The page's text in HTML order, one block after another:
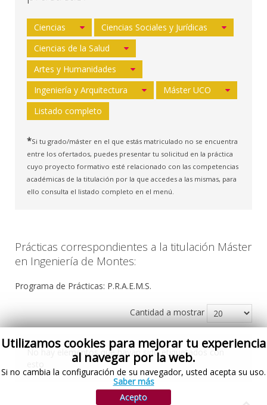
Ciencias
Ciencias Sociales y Jurídicas
Ciencias de la Salud
Artes y Humanidades
Ingeniería y Arquitectura
Máster UCO
Listado completo
*Si tu grado/máster en el que estás matriculado no se encuentra
entre los ofertados, puedes presentar tu solicitud en la práctica
cuyo proyecto formativo esté relacionado con las competencias
académicas de la titulación por la que accedes a las mismas, para
ello consulta el listado completo en el menú.
Prácticas correspondientes a la titulación Máster
en Ingeniería de Montes:
Programa de Prácticas: P.R.A.E.M.S.
Cantidad a mostrar
No hay elementos que hayan sido etiquetados con
Utilizamos cookies para mejorar tu experiencia
al navegar por la web.
Si no cambia la configuración de su navegador, usted acepta su uso.
Saber más
Acepto